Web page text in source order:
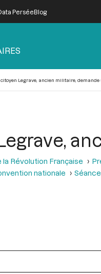
PerséeBlog
citoyen Legrave, ancien militaire, demande
Révolution Française
nationale